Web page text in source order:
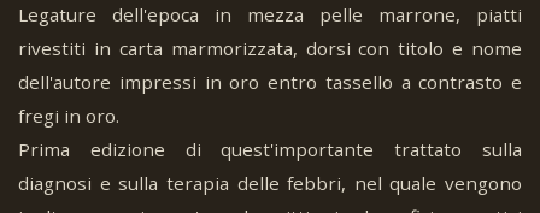
Legature dell'epoca in mezza pelle marrone, piatti
rivestiti in carta marmorizzata, dorsi con titolo e nome
dell'autore impressi in oro entro tassello a contrasto e
fregi in oro.
Prima edizione di quest'importante trattato sulla
diagnosi e sulla terapia delle febbri, nel quale vengono